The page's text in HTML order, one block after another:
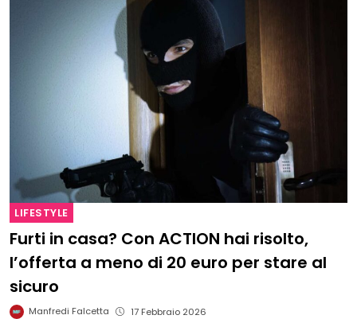
LIFESTYLE
Furti in casa? Con ACTION hai risolto,
l’offerta a meno di 20 euro per stare al
sicuro
Manfredi Falcetta 17 Febbraio 2026